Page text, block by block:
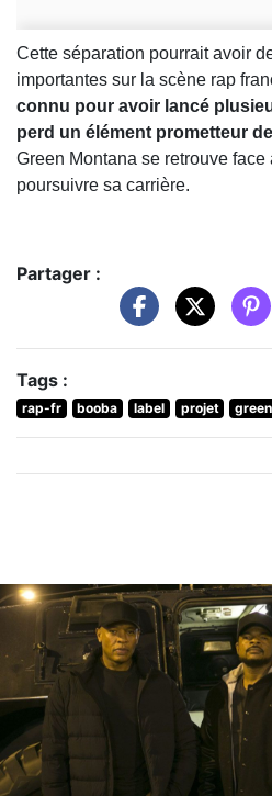
Cette séparation pourrait avoir
importantes sur la scène rap
connu pour avoir lancé
perd un élément prometteur
Green Montana se retrouve
poursuivre sa carrière.
Partager :
Tags :
rap-fr booba label projet